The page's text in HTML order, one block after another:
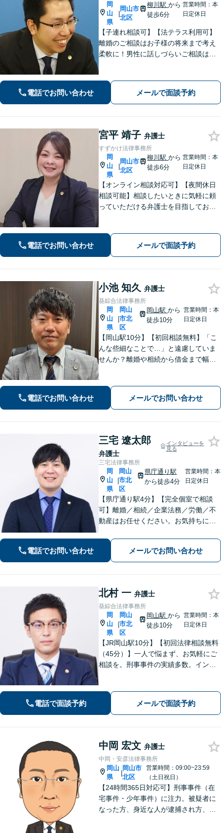
岡
山
県
|
岡山市
北区
柳川駅から
徒歩6分
営業時間：本
日定休日
【子連れ相談可】【法テラス利用可】
離婚のご相談はお子様の将来まで考え
柔軟に！男性に話しづらいご相談は女
と連携してきめ細やかに対応【注力分
野初回相談無料】【WEB面談可】
電話でお問い合わせ メールで面談予約
宮平 靖子 弁護士
すずかけ法律事務所
岡
山
県
|
岡山市
北区
柳川駅から
徒歩6分
営業時間：本
日定休日
【オンライン相談対応可】【夜間休日
相談可能】相談したいときに気軽に頼
っていただける弁護士を目指しており
い。
電話でお問い合わせ メールで面談予約
小池 知久 弁護士
葵綜合法律事務所
岡
山
県
|
岡山
市北
区
岡山駅 から
徒歩10分
営業時間：本
日定休日
【岡山駅10分】【初回相談無料】「こ
んな些細なことで…」と遠慮していま
せんか？離婚や相続から借金まで幅広
んな小さなお悩みでもお伺いいたしま
す。気軽にご相談ください【夜間・休
電話でお問い合わせ メールでお問い合わせ
三宅 遼太郎
弁護士
インタビューを
見る
三宅法律事務所
岡
山
県
|
岡山
市北
区
県庁通り駅
から徒歩4分
営業時間：本
日定休日
【県庁通り駅4分】【完全個室で相談
可】離婚／相続／企業法務／労働／不
動産はお任せください。お気持ちに寄
「こんなこと弁護士に相談してもいい
のかな」と思うこともまずはご相談く
ださい。【夜間・休日相談可能】
電話でお問い合わせ メールでお問い合わせ
北村 一 弁護士
葵綜合法律事務所
岡
山
県
|
岡山
市北
区
岡山駅 から
徒歩10分
営業時間：本
日定休日
【JR岡山駅10分】【初回法律相談無料
（45分）】一人で悩まず、お気軽にご
相談を。刑事事件の実績多数。インタ
は、事前予約で休日・夜間も対応
電話で面談予約 メールで面談予約
中岡 宏文 弁護士
中岡・安彦法律事務所
岡山
県
|
岡山市
北区
営業時間：09:00~23:59
（土日祝日）
【24時間365日対応可】刑事事件（在
宅事件・少年事件）に注力。被疑者に
なった方、身近な人が逮捕され方、す